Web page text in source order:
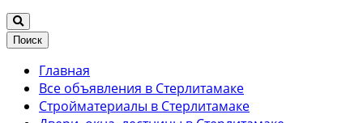
Поиск
Главная
Все объявления в Стерлитамаке
Стройматериалы в Стерлитамаке